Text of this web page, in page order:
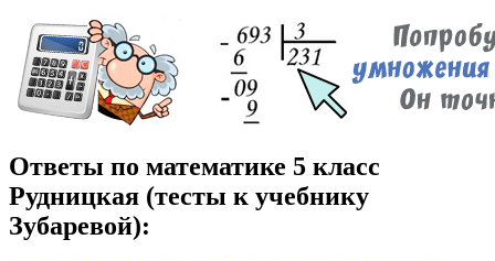
Ответы по математике 5 класс
Рудницкая (тесты к учебнику
Зубаревой):